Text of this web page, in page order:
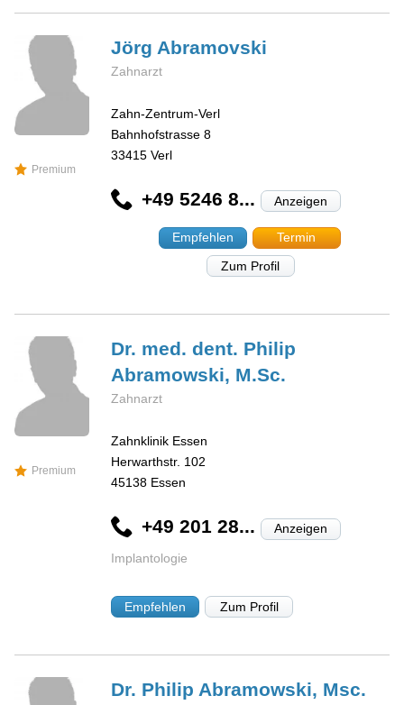
Premium
Jörg Abramovski
Zahnarzt
Zahn-Zentrum-Verl
Bahnhofstrasse 8
33415 Verl
+49 5246 8... Anzeigen
Empfehlen
Termin
Zum Profil
Premium
Dr. med. dent. Philip
Abramowski, M.Sc.
Zahnarzt
Zahnklinik Essen
Herwarthstr. 102
45138 Essen
+49 201 28... Anzeigen
Implantologie
Empfehlen Zum Profil
Dr. Philip Abramowski, Msc.